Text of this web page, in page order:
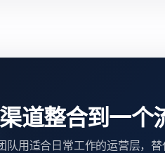
道整合到一个
用适合日常工作的运营层，替